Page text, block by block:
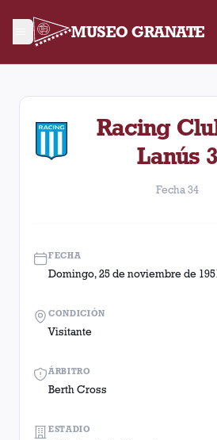
MUSEO GRANATE
Fecha 34. Partido entre Lanús y
Racing
Lanús 3
Fecha 34
FECHA
Domingo, 25 de noviembre de
ÁRBITRO
Berth Cross
CONDICIÓN
Visitante
ESTADIO